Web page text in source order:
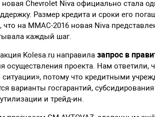
Chevrolet Niva официально стала
Размер кредита и сроки его
что на ММАС-2016 новая Niva
каждый шаг.
Kolesa.ru направилазапрос в
осуществления проекта. Нам ответили,
потому что кредитными
варианты госгарантий,
и трейд-ин.